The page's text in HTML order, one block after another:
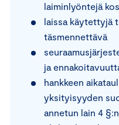
laiminlyöntejä
laissa käytettyjä
täsmennettävä
ja
hankkeen
yksityisyyden
annetun lain 4